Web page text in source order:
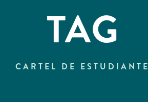
TAG
CARTEL DE ESTUDIANTE